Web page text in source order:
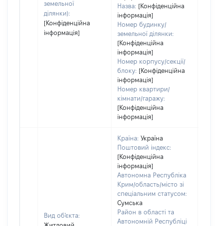
земельної
ділянки):
[Конфіденційна
інформація]
Назва: [Конфіденційна
інформація]
Номер будинку/
земельної ділянки:
[Конфіденційна
інформація]
Номер корпусу/секції/
блоку: [Конфіденційна
інформація]
Номер квартири/
кімнати/гаражу:
[Конфіденційна
інформація]
Вид об'єкта:
Країна: Україна
Поштовий індекс:
[Конфіденційна
інформація]
Автономна Республіка
Крим/область/місто зі
спеціальним статусом:
Сумська
Район в області та
Автономній Республіці